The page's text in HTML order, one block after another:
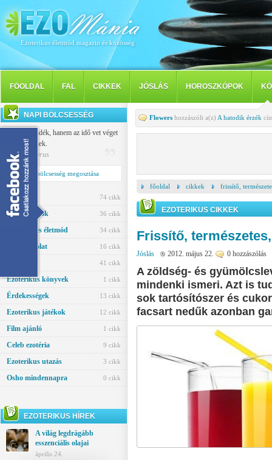
Ezoterikus életmód magazin és közösség
FÖOLDAL FAL CIKKEK JÓSLÁS HOROSZKÓPOK
NAPI BÖLCSESSÉG
Nem a szándék, hanem az idő vet véget
a szerelemnek.
Publilius Syrus
Napi bölcsesség megosztása
Jóslás 74 cikk
Horoszkópok 36 cikk
Egészség és életmód 34 cikk
Párkapcsolat 16 cikk
41 cikk
Ezoterikus könyvek 1 cikk
Érdekességek 13 cikk
Ezoterikus játékok 12 cikk
Film ajánló 1 cikk
Celeb ezotéria 9 cikk
Ezoterikus utazás 3 cikk
Osho mindennapra 0 cikk
EZOTERIKUS HÍREK
A világ legdrágább
esszenciális olajai
április 24.
Flowers hozzászólt a(z) A hatodik érzék
főoldal cikkek frissítő,
EZOTERIKUS CIKKEK
Frissítő,
Jóslás 2012. május 22. 0 hozzászólás
A zöldség- és
mindenki ismeri. Azt is
sok tartósítószer és
facsart nedűk azonban